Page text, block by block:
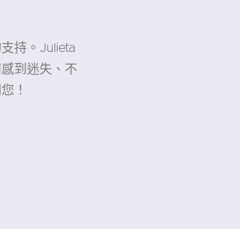
持。Julieta
到迷失、不
！